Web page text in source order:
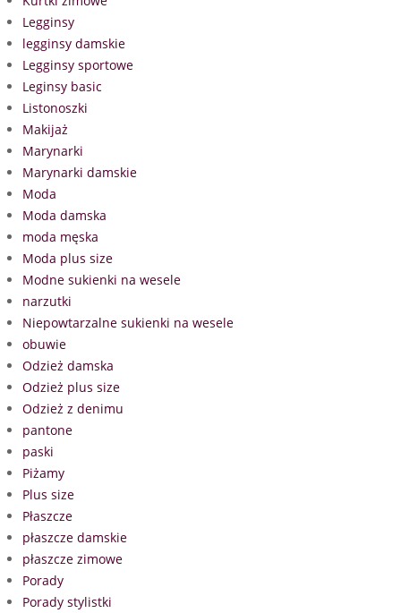
Legginsy
legginsy damskie
Legginsy sportowe
Leginsy basic
Listonoszki
Makijaż
Marynarki
Marynarki damskie
Moda
Moda damska
moda męska
Moda plus size
Modne sukienki na wesele
narzutki
Niepowtarzalne sukienki na wesele
obuwie
Odzież damska
Odzież plus size
Odzież z denimu
pantone
paski
Piżamy
Plus size
Płaszcze
płaszcze damskie
płaszcze zimowe
Porady
Porady stylistki